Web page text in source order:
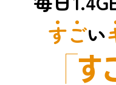
すごい
す